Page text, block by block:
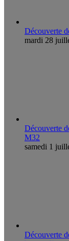
Découverte
mardi 28
Découverte
M32
samedi 1
Découverte